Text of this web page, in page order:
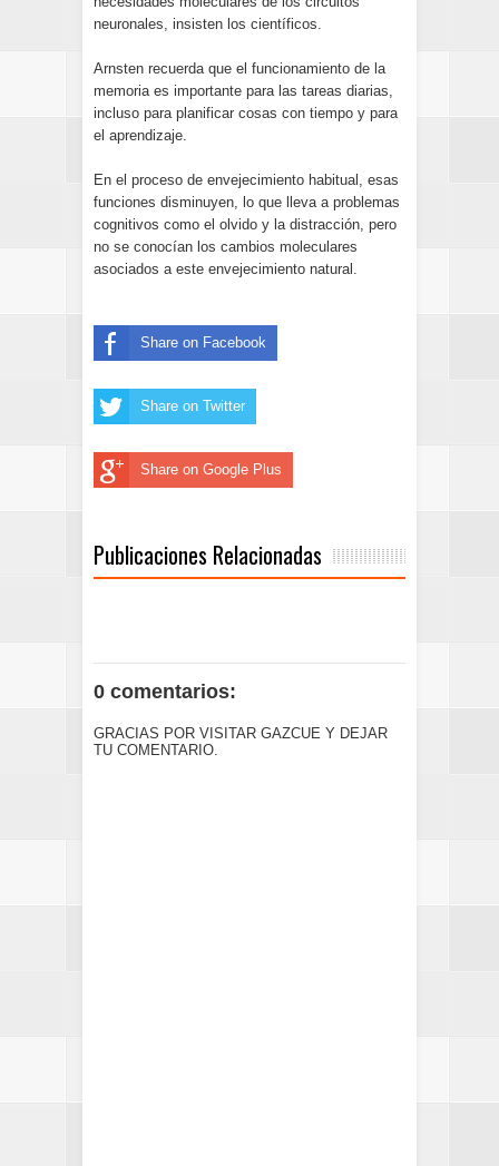
neuronales, insisten los científicos.
Arnsten recuerda que el funcionamiento de la
memoria es importante para las tareas diarias,
incluso para planificar cosas con tiempo y para
el aprendizaje.
En el proceso de envejecimiento habitual, esas
funciones disminuyen, lo que lleva a problemas
cognitivos como el olvido y la distracción, pero
no se conocían los cambios moleculares
asociados a este envejecimiento natural.
Share on Facebook
Share on Twitter
Share on Google Plus
Publicaciones Relacionadas
0 comentarios:
GRACIAS POR VISITAR GAZCUE Y DEJAR
TU COMENTARIO.